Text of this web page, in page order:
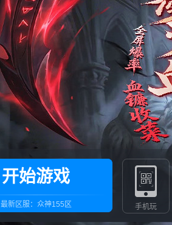
开始游戏
最新区服： 众神155区 手机玩